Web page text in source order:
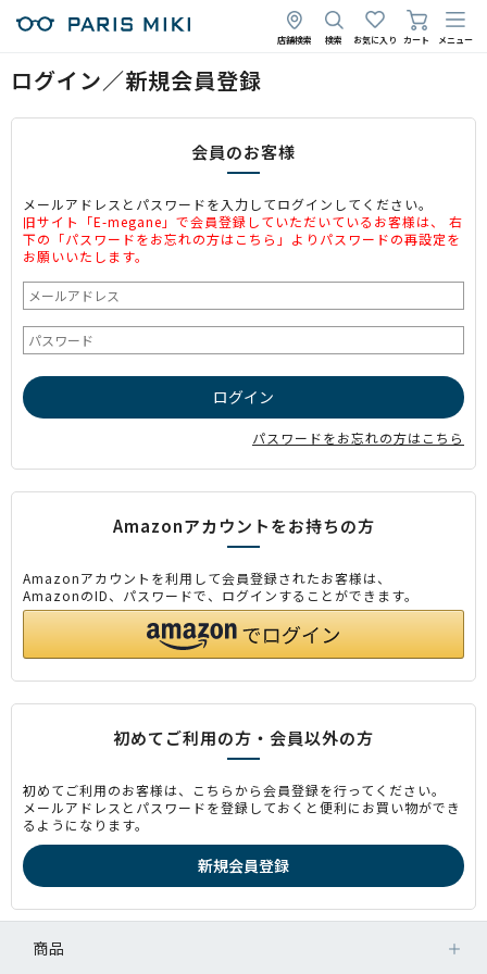
店舗検索 検索 お気に入り カート メニュー
ログイン／新規会員登録
会員のお客様
メールアドレスとパスワードを入力してログインしてください。
旧サイト「E-megane」で会員登録していただいているお客様は、 右
下の「パスワードをお忘れの方はこちら」よりパスワードの再設定を
お願いいたします。
パスワードをお忘れの方はこちら
Amazonアカウントをお持ちの方
Amazonアカウントを利用して会員登録されたお客様は、
AmazonのID、パスワードで、ログインすることができます。
初めてご利用の方・会員以外の方
初めてご利用のお客様は、こちらから会員登録を行ってください。
メールアドレスとパスワードを登録しておくと便利にお買い物ができ
るようになります。
商品